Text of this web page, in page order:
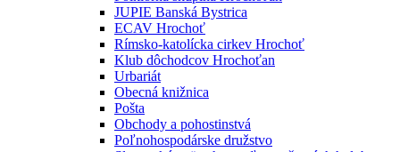
JUPIE Banská Bystrica
ECAV Hrochoť
Rímsko-katolícka cirkev Hrochoť
Klub dôchodcov Hrochoťan
Urbariát
Obecná knižnica
Pošta
Obchody a pohostinstvá
Poľnohospodárske družstvo